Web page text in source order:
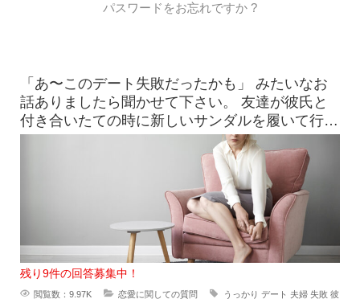
パスワードをお忘れですか ?
「あ〜このデート失敗だったかも」 みたいなお
話ありましたら聞かせて下さい。 友達が彼氏と
付き合いたての時に新しいサンダルを履いて行っ
たら、見事に靴擦れを
残り9件の回答募集中！
閲覧数：9.97K 恋愛に関しての質問 うっかり デート 夫婦 失敗 彼